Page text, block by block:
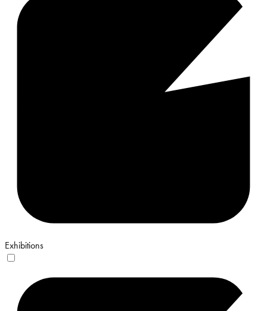
Exhibitions